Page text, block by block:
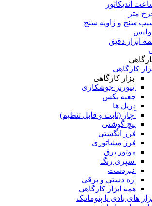
اندیکاتور
متر
سنج و زاویه سنج
ابزار دقیق
کارگاهی
ابزار کارگاهی
اینورتر جوشکاری
جعبه بکس
دریل ها
آچار (ثابت و قابل تنظیم)
پیچ گوشتی
فرز انگشتی
فرز مینیاتوری
موتور برق
اسپری رنگ
انبردست
اره دستی و برقی
همه ابزار کارگاهی
های بادی یا پنوماتیک